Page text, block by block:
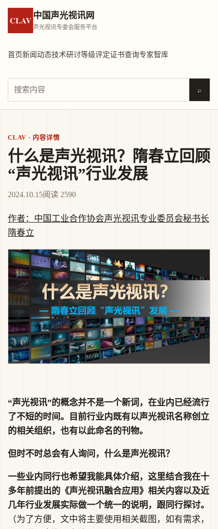
CLAV 中国声光视讯网
声光视讯专委会服务平台
首页新闻动态技术研讨等级评定证书查询专家智库
⌕
CLAV · 内容详情
什么是声光视讯？隋春立回顾
“声光视讯”行业发展
2024.10.15阅读 2590
作者：中国工业合作协会声光视讯专业委员会秘书长
隋春立
“声光视讯”的概念并不是一个新词，在业内已经流行
了不短的时间。目前行业内既有以声光视讯名称创立
的相关组织，也有以此命名的刊物。
但时不时总会有人询问，什么是声光视讯？
一些业内同行也希望我能具体介绍，这里结合我在十
多年前提出的《声光视讯融合应用》相关内容以及近
几年行业发展实际做一个统一的说明，跟同行探讨。
（为了方便，文中将主要使用相关截图，如有需求，